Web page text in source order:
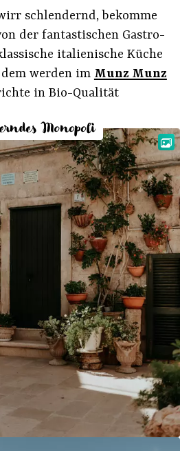
schlendernd, bekomme
der fantastischen Gastro-
italienische Küche
werden im Munz Munz
in Bio-Qualität
Monopoli